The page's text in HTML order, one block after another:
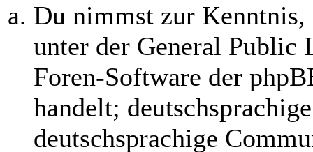
Du nimmst zur Kenntnis,
unter der General Public
Foren-Software der
handelt;
deutschsprachige